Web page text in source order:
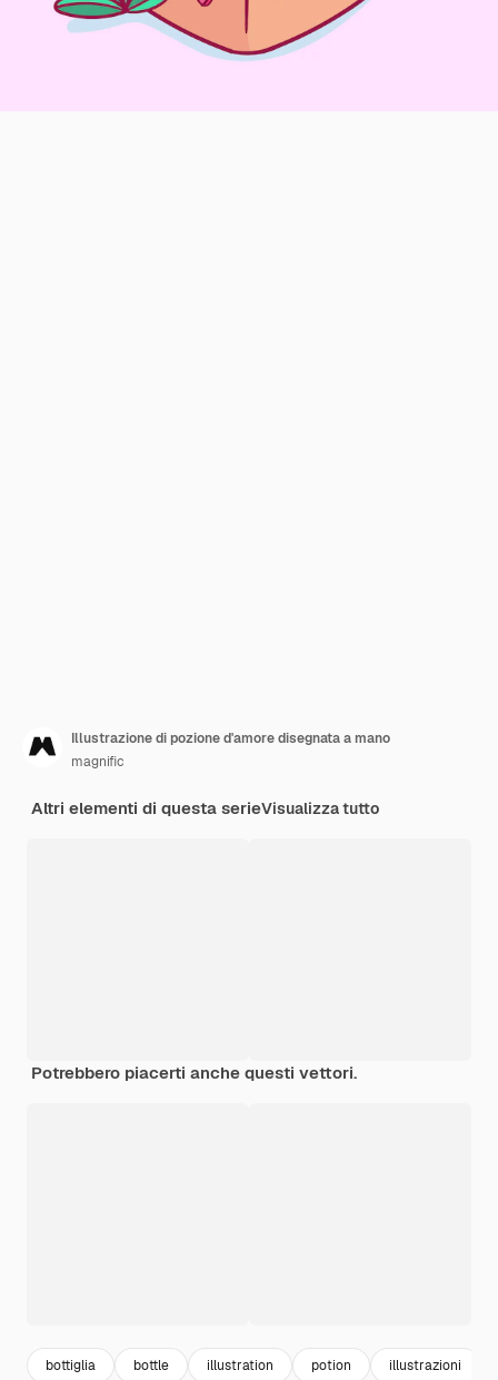
Illustrazione di pozione d'amore disegnata a mano
magnific
Altri elementi di questa serieVisualizza tutto
Potrebbero piacerti anche questi vettori.
bottiglia bottle illustration potion illustrazioni